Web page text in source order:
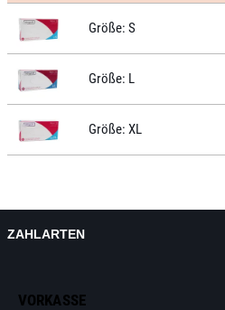
Größe: S
Größe: L
Größe: XL
ZAHLARTEN
VORKASSE